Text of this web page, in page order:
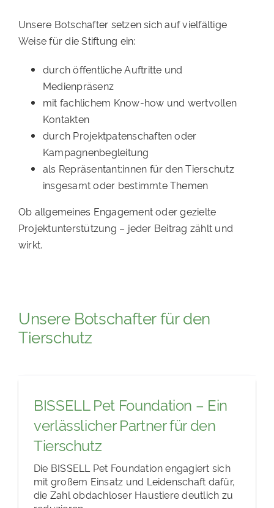
Unsere Botschafter setzen sich auf vielfältige
Weise für die Stiftung ein:
durch öffentliche Auftritte und
Medienpräsenz
mit fachlichem Know-how und wertvollen
Kontakten
durch Projektpatenschaften oder
Kampagnenbegleitung
als Repräsentant:innen für den Tierschutz
insgesamt oder bestimmte Themen
Ob allgemeines Engagement oder gezielte
Projektunterstützung – jeder Beitrag zählt und
wirkt.
Unsere Botschafter für den
Tierschutz
BISSELL Pet Foundation – Ein
verlässlicher Partner für den
Tierschutz
Die BISSELL Pet Foundation engagiert sich
mit großem Einsatz und Leidenschaft dafür,
die Zahl obdachloser Haustiere deutlich zu